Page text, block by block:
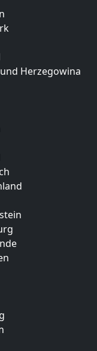
Herzegowina